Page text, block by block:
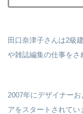
田口奈津子さんは2級
や雑誌編集の仕事をさ
2007年にデザイナー
アをスタートされてい